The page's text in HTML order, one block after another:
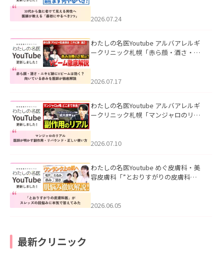
た。
2026.07.24
わたしの名医Youtube アルバアレルギ
ークリニック札幌「赤ら顔・酒さ・ニ
した。
2026.07.17
わたしの名医Youtube アルバアレルギ
ークリニック札幌「マンジャロのリア
た。
2026.07.10
わたしの名医Youtube めぐ皮膚科・美
容皮膚科「”とおりすがりの皮膚科
2026.06.05
最新クリニック